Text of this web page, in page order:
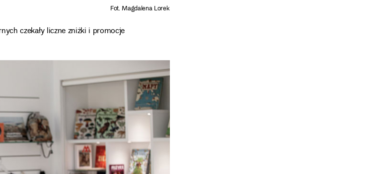
Fot. Magdalena Lorek
czekały liczne zniżki i promocje